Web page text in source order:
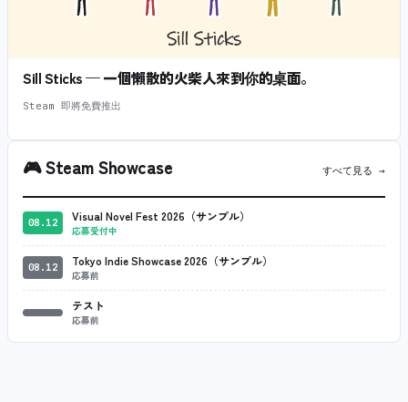
Sill Sticks — 一個懶散的火柴人來到你的桌面。
Steam 即將免費推出
🎮Steam Showcase すべて見る →
08.12 Visual Novel Fest 2026（サンプル）
応募受付中
08.12 Tokyo Indie Showcase 2026（サンプル）
応募前
テスト
応募前